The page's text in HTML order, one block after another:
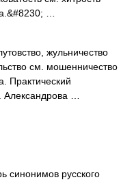
…
жульничество
см. мошенничество
Практический
…
синонимов русского